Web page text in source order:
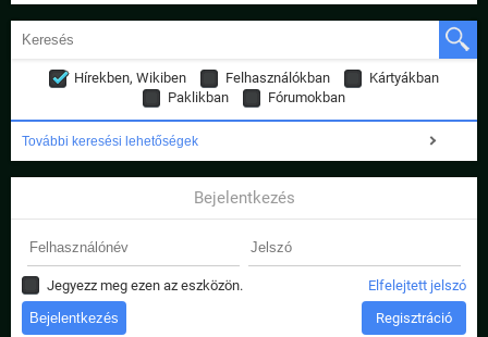
Hírekben, Wikiben Felhasználókban
Kártyákban
Paklikban
Fórumokban
További keresési lehetőségek
Bejelentkezés
Jegyezz meg ezen az eszközön. Elfelejtett jelszó
Regisztráció